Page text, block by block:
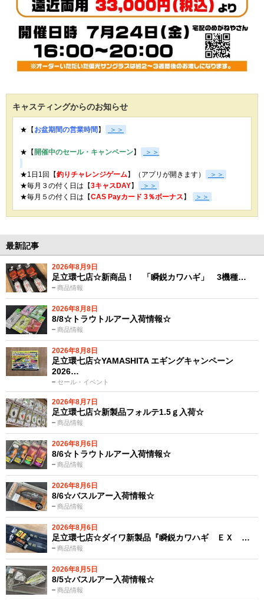
キャスティングからのお知らせ
★【 お盆期間の営業時間 】 ＞＞
★【 開催中のセール・キャンペーン】 ＞＞
★1日1回【釣りチャレンジゲーム】（アプリが開きます）
＞＞
★毎月３の付く日は【3キャスDAY】
＞＞
★毎月５の付く日は【CAS Payカード 3％ボーナス 】 ＞＞
最新記事
2026年8月9日
商品情報
足立環七店☆新商品！ 「瞬鋭カワハギ」 3機種…
2026年8月8日
商品情報
8/8☆トラウトルアー入荷情報☆
2026年8月8日
セール・イベント
足立環七店☆YAMASHITA エギングキャンペーン
2026…
2026年8月7日
商品情報
足立環七店☆新製品フォルテ1.5ｇ入荷☆
2026年8月6日
商品情報
8/6☆トラウトルアー入荷情報☆
2026年8月6日
商品情報
8/6☆バスルアー入荷情報☆
2026年8月6日
商品情報
足立環七店☆ダイワ新製品『瞬鋭カワハギ ＥＸ …
2026年8月5日
商品情報
8/5☆バスルアー入荷情報☆